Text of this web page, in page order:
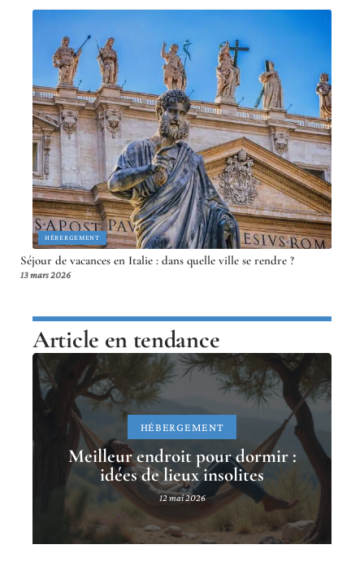
HÉBERGEMENT
Séjour de vacances en Italie : dans quelle ville se rendre ?
13 mars 2026
Article en tendance
HÉBERGEMENT
Meilleur endroit pour dormir :
idées de lieux insolites
12 mai 2026